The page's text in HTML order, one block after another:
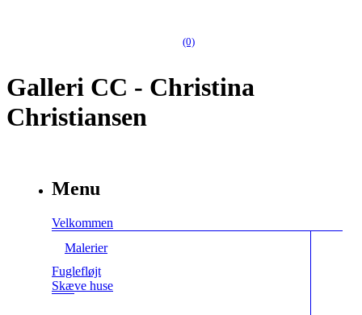
(0)
Galleri CC - Christina
Christiansen
Menu
Velkommen
Malerier
Fuglefløjt
Skæve huse